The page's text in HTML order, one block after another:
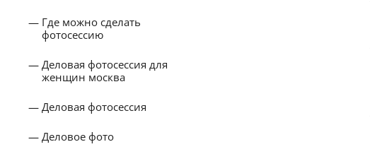
Где можно сделать
фотосессию
Деловая фотосессия для
женщин москва
Деловая фотосессия
Деловое фото